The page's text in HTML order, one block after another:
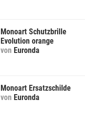
Monoart Schutzbrille
Evolution orange
von Euronda
Monoart Ersatzschilde
von Euronda